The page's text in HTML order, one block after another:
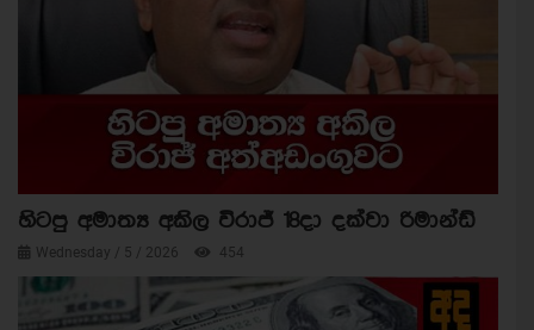
හිටපු අමාත්‍ය අකිල විරාජ් 18දා දක්වා රිමාන්ඩ්
Wednesday / 5 / 2026 454